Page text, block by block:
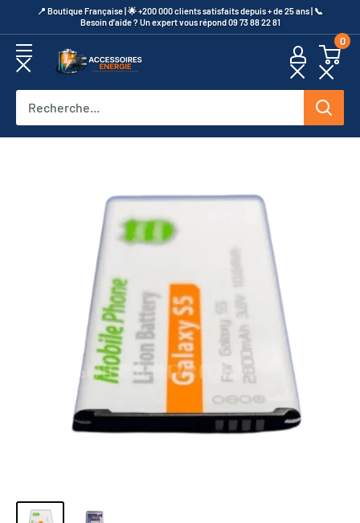
au
contenu
​📍​ Boutique Française | 🌟 +200 000 clients satisfaits depuis + de 25 ans | 📞​
Besoin d’aide ? Un expert vous répond 09 73 88 22 81
Accessoires
0